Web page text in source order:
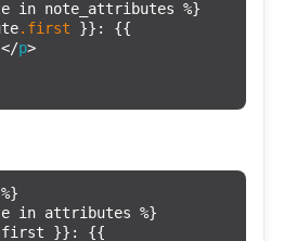
.first }}: {{
p>
in attributes %}